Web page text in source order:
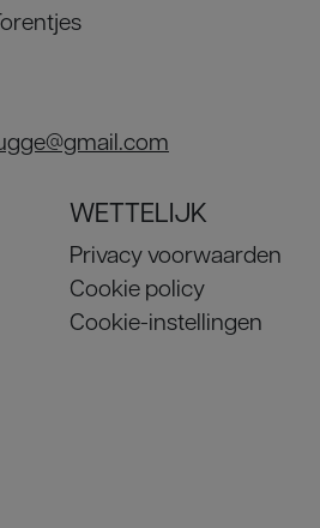
WETTELIJK
Privacy voorwaarden
Cookie policy
Cookie-instellingen